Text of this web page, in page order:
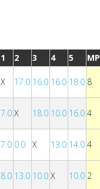
1 2 3 4 5 MP
X 17.0 16.0 16.0 18.0 8
7.0 X 18.0 10.0 16.0 4
7.0 0.0 X 13.0 14.0 4
8.0 13.0 10.0 X 10.0 2